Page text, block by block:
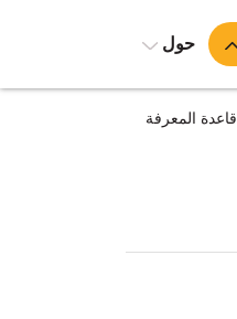
حول
قاعدة المعرفة